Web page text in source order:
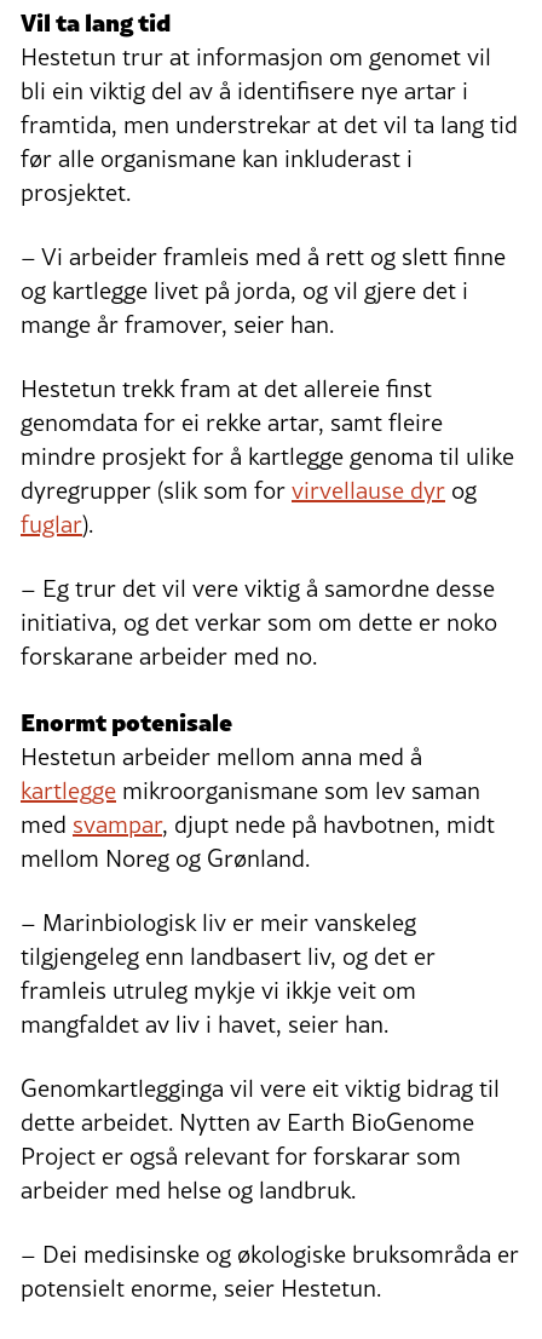
Vil ta lang tid
Hestetun trur at informasjon om genomet vil
bli ein viktig del av å identifisere nye artar i
framtida, men understrekar at det vil ta lang tid
før alle organismane kan inkluderast i
prosjektet.
– Vi arbeider framleis med å rett og slett finne
og kartlegge livet på jorda, og vil gjere det i
mange år framover, seier han.
Hestetun trekk fram at det allereie finst
genomdata for ei rekke artar, samt fleire
mindre prosjekt for å kartlegge genoma til ulike
dyregrupper (slik som forvirvellause dyr og
fuglar).
– Eg trur det vil vere viktig å samordne desse
initiativa, og det verkar som om dette er noko
forskarane arbeider med no.
Enormt potenisale
Hestetun arbeider mellom anna med å
kartlegge mikroorganismane som lev saman
med svampar, djupt nede på havbotnen, midt
mellom Noreg og Grønland.
– Marinbiologisk liv er meir vanskeleg
tilgjengeleg enn landbasert liv, og det er
framleis utruleg mykje vi ikkje veit om
mangfaldet av liv i havet, seier han.
Genomkartlegginga vil vere eit viktig bidrag til
dette arbeidet. Nytten av Earth BioGenome
Project er også relevant for forskarar som
arbeider med helse og landbruk.
– Dei medisinske og økologiske bruksområda er
potensielt enorme, seier Hestetun.